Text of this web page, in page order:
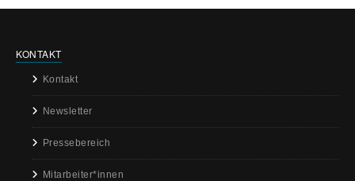
KONTAKT
Kontakt
Newsletter
Pressebereich
Mitarbeiter*innen